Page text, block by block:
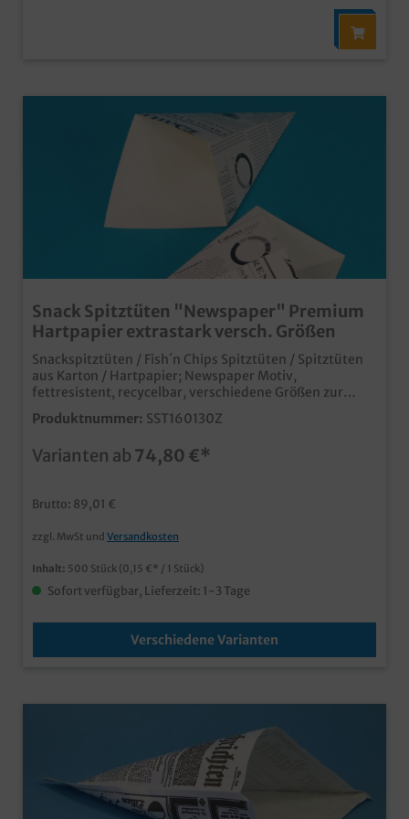
Snack Spitztüten "Newspaper" Premium
Hartpapier extrastark versch. Größen
Snackspitztüten / Fish´n Chips Spitztüten / Spitztüten
aus Karton / Hartpapier; Newspaper Motiv,
fettresistent, recycelbar, verschiedene Größen zur
Auswahl 160x130mm 250g 1000St / 175x145mm 325g
1000St / 195x160mm 430ml 500St qualitative
stabiler als herkömmliche Papierspitztüten
Kunststoffbeschichtung mit angesagtem
ab 25.000 Stück auch individuell bedruckbar
Produktnummer: SST160130Z
Varianten ab 74,80 €*
Brutto: 89,01 €
zzgl. MwSt und Versandkosten
Inhalt: 500 Stück (0,15 €* / 1 Stück)
Sofort verfügbar, Lieferzeit: 1-3 Tage
Verschiedene Varianten